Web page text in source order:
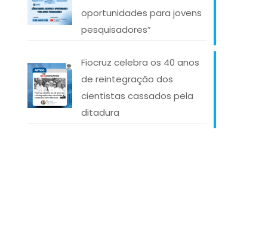
oportunidades para jovens
pesquisadores”
Fiocruz celebra os 40 anos
de reintegração dos
cientistas cassados pela
ditadura